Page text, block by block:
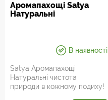
Аромапахощі Satya
Натуральні
В наявності
Satya Аромапахощі
Натуральні чистота
природи в кожному подиху!